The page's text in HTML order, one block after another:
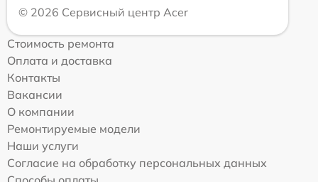
© 2026 Сервисный центр Acer
Стоимость ремонта
Оплата и доставка
Контакты
Вакансии
О компании
Ремонтируемые модели
Наши услуги
Согласие на обработку персональных данных